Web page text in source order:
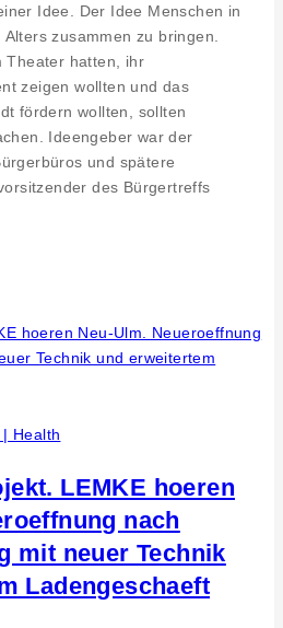
Idee. Der Idee Menschen in
zusammen zu bringen.
Theater hatten, ihr
zeigen wollten und das
fördern wollten, sollten
Ideengeber war der
und spätere
des Bürgertreffs
Health
LEMKE hoeren
nach
mit neuer Technik
Ladengeschaeft